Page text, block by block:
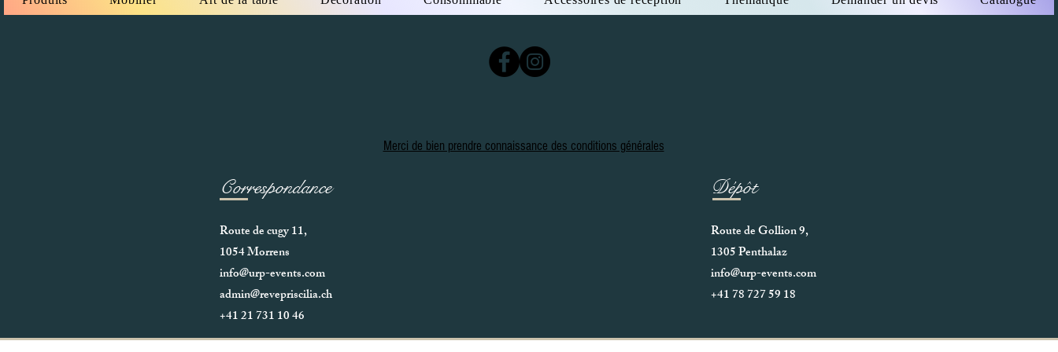
Tissu de fond 3x3m Blanc
utilisation très flexible
Merci de bien prendre connaissance des conditions générales
Correspondance
Route de cugy 11,
1054 Morrens
info@urp-events.com
admin@revepriscilia.ch
+41 21 731 10 46
Dépôt
Route de Gollion 9,
1305 Penthalaz
info@urp-events.com
+41 78 727 59 18